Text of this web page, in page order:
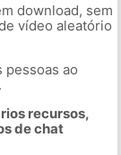
download, sem
vídeo aleatório
pessoas ao
recursos,
de chat